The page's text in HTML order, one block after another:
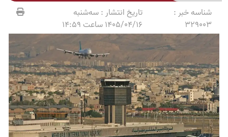
شناسه خبر :
329003
تاریخ انتشار :سه‌شنبه
1405/04/16 ساعت 14:59